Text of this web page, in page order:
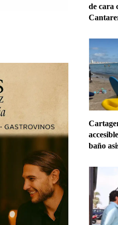
de cara
baño